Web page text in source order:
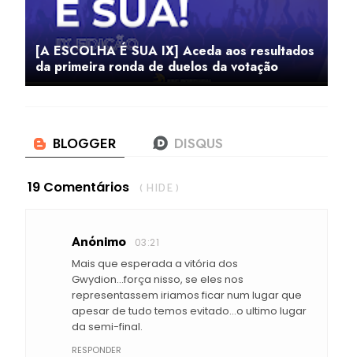
[A ESCOLHA É SUA IX] Aceda aos resultados
da primeira ronda de duelos da votação
19 Comentários ( HIDE )
Anónimo 03:21
Mais que esperada a vitória dos
Gwydion...força nisso, se eles nos
representassem iriamos ficar num lugar que
apesar de tudo temos evitado...o ultimo lugar
da semi-final.
RESPONDER